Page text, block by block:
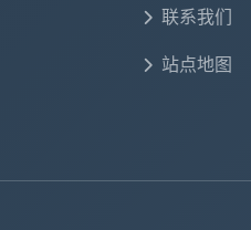
联系我们
站点地图